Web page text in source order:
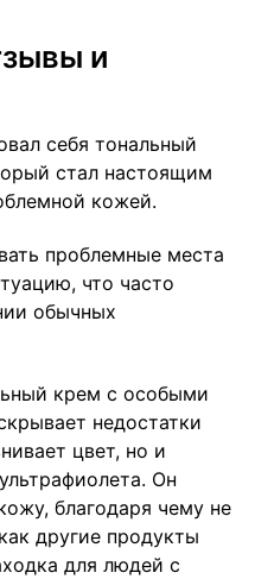
и
себя тональный
стал настоящим
кожей.
проблемные места
что часто
обычных
крем с особыми
недостатки
цвет, но и
Он
благодаря чему не
другие продукты
для людей с